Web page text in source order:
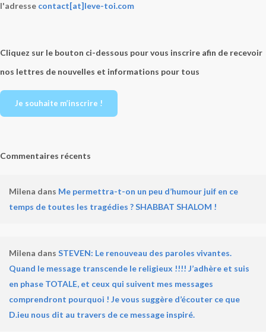
l'adresse contact[at]leve-toi.com
Cliquez sur le bouton ci-dessous pour vous inscrire afin de recevoir
nos lettres de nouvelles et informations pour tous
Je souhaite m’inscrire !
Commentaires récents
Milena dans Me permettra-t-on un peu d’humour juif en ce
temps de toutes les tragédies ? SHABBAT SHALOM !
Milena dans STEVEN: Le renouveau des paroles vivantes.
Quand le message transcende le religieux !!!! J’adhère et suis
en phase TOTALE, et ceux qui suivent mes messages
comprendront pourquoi ! Je vous suggère d’écouter ce que
D.ieu nous dit au travers de ce message inspiré.